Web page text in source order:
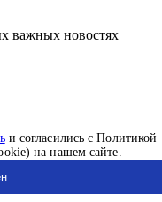
и согласились с Политикой
на нашем сайте.
важных новостях